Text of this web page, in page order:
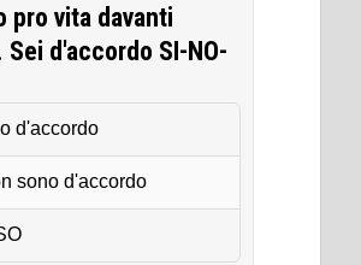
pro vita davanti
Sei d'accordo SI-NO-
d'accordo
sono d'accordo